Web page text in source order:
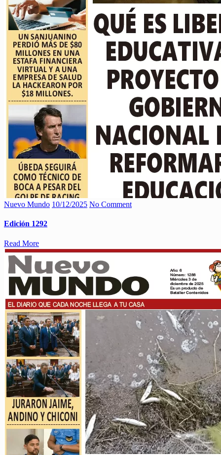
Nuevo Mundo 10/12/2025 No Comment
Edición 1292
Read More